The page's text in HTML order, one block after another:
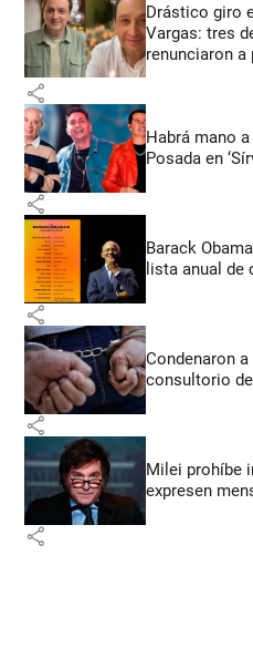
Drástico giro
Vargas: tres
renunciaron
share
Habrá mano
Posada en
share
Barack
lista anual de
share
Condenaron
consultorio
share
Milei prohíbe
expresen
share